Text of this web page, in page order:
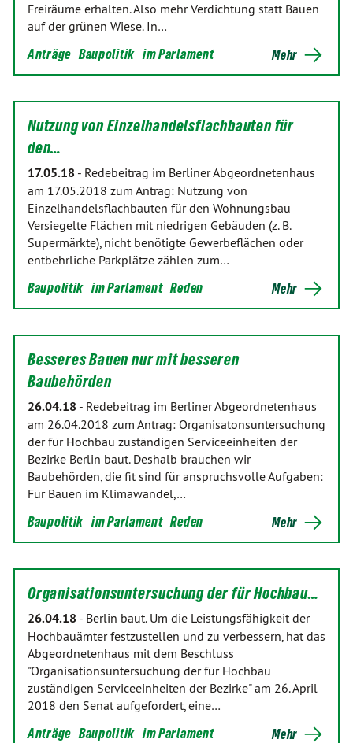
Freiräume erhalten. Also mehr Verdichtung statt Bauen
auf der grünen Wiese. In…
Anträge Baupolitik im Parlament Mehr
Nutzung von Einzelhandelsflachbauten für
den…
17.05.18 - Redebeitrag im Berliner Abgeordnetenhaus
am 17.05.2018 zum Antrag: Nutzung von
Einzelhandelsflachbauten für den Wohnungsbau
Versiegelte Flächen mit niedrigen Gebäuden (z. B.
Supermärkte), nicht benötigte Gewerbeflächen oder
entbehrliche Parkplätze zählen zum…
Baupolitik im Parlament Reden Mehr
Besseres Bauen nur mit besseren
Baubehörden
26.04.18 - Redebeitrag im Berliner Abgeordnetenhaus
am 26.04.2018 zum Antrag: Organisatonsuntersuchung
der für Hochbau zuständigen Serviceeinheiten der
Bezirke Berlin baut. Deshalb brauchen wir
Baubehörden, die fit sind für anspruchsvolle Aufgaben:
Für Bauen im Klimawandel,…
Baupolitik im Parlament Reden Mehr
Organisationsuntersuchung der für Hochbau…
26.04.18 - Berlin baut. Um die Leistungsfähigkeit der
Hochbauämter festzustellen und zu verbessern, hat das
Abgeordnetenhaus mit dem Beschluss
"Organisationsuntersuchung der für Hochbau
zuständigen Serviceeinheiten der Bezirke" am 26. April
2018 den Senat aufgefordert, eine…
Anträge Baupolitik im Parlament Mehr